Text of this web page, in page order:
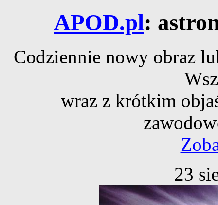
APOD.pl:
Codziennie nowy obraz
wraz z krótkim
23